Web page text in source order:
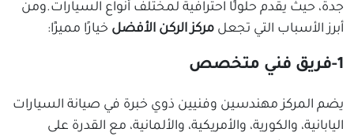
جدة، حيث يقدم حلولًا احترافية لمختلف أنواع السيارات.ومن
أبرز الأسباب التي تجعلمركز الركن الأفضل خيارًا مميزًا:
1-فريق فني متخصص
يضم المركز مهندسين وفنيين ذوي خبرة في صيانة السيارات
اليابانية، والكورية، والأمريكية، والألمانية، مع القدرة على